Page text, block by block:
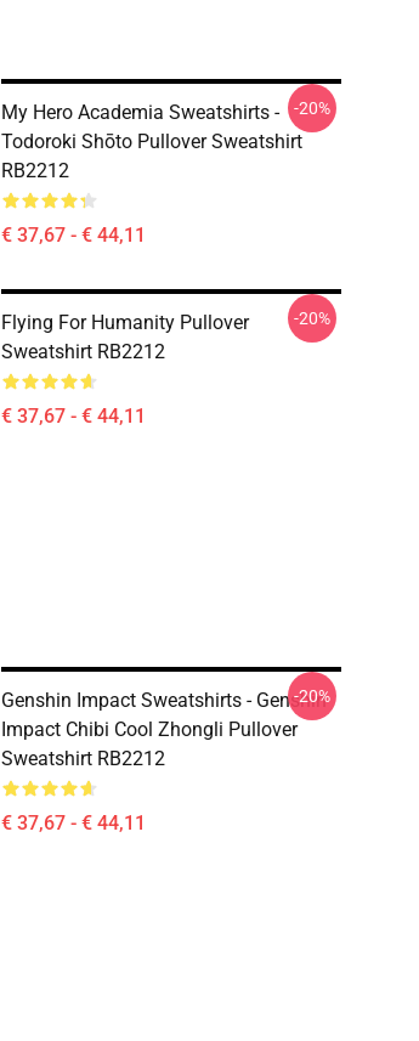
My Hero Academia Sweatshirts -
Todoroki Shōto Pullover Sweatshirt
RB2212
€ 37,67 - € 44,11
-20%
Flying For Humanity Pullover
Sweatshirt RB2212
€ 37,67 - € 44,11
-20%
Genshin Impact Sweatshirts - Genshin
Impact Chibi Cool Zhongli Pullover
Sweatshirt RB2212
€ 37,67 - € 44,11
-20%